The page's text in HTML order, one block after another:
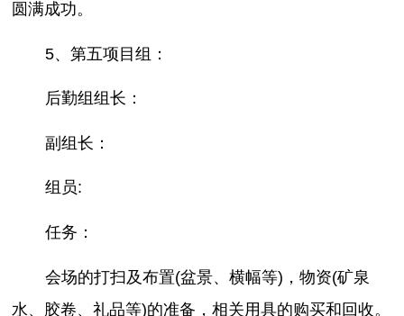
圆满成功。
5、第五项目组：
后勤组组长：
副组长：
组员:
任务：
会场的打扫及布置(盆景、横幅等)，物资(矿泉
水、胶卷、礼品等)的准备，相关用具的购买和回收。